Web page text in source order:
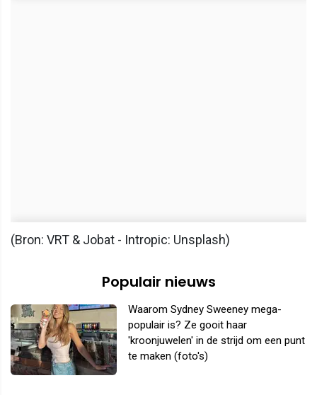
(Bron: VRT & Jobat - Intropic: Unsplash)
Populair nieuws
Waarom Sydney Sweeney mega-
populair is? Ze gooit haar
'kroonjuwelen' in de strijd om een punt
te maken (foto's)